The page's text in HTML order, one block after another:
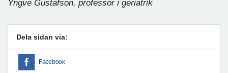
Yngve Gustafson, professor i geriatrik
Dela sidan via:
Facebook